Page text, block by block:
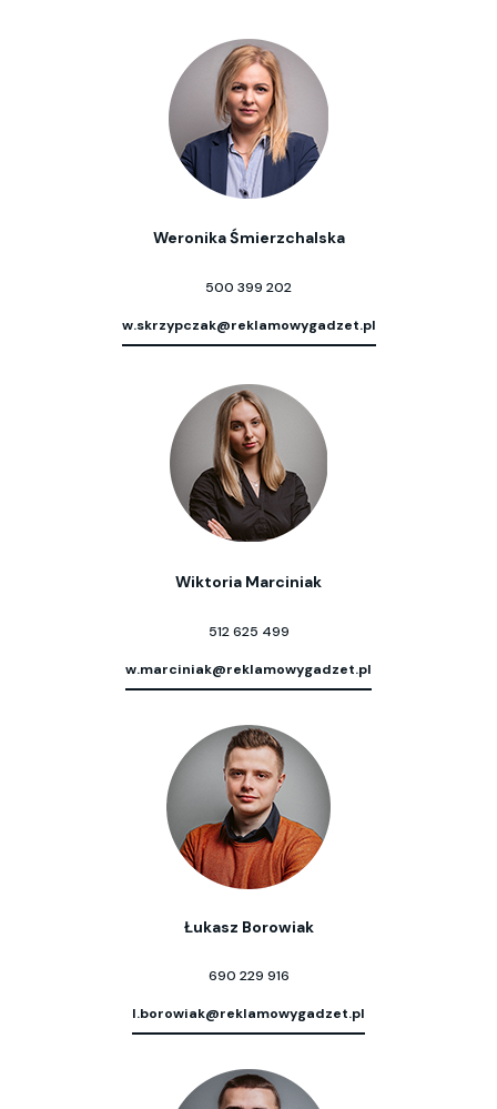
Weronika Śmierzchalska
500 399 202
w.skrzypczak@reklamowygadzet.pl
Wiktoria Marciniak
512 625 499
w.marciniak@reklamowygadzet.pl
Łukasz Borowiak
690 229 916
l.borowiak@reklamowygadzet.pl